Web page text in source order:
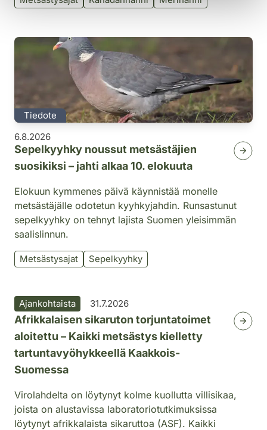
Tiedote
6.8.2026
Sepelkyyhky noussut metsästäjien
suosikiksi – jahti alkaa 10. elokuuta
Elokuun kymmenes päivä käynnistää monelle
metsästäjälle odotetun kyyhkyjahdin. Runsastunut
sepelkyyhky on tehnyt lajista Suomen yleisimmän
saalislinnun.
Metsästysajat Sepelkyyhky
Ajankohtaista 31.7.2026
Afrikkalaisen sikaruton torjuntatoimet
aloitettu – Kaikki metsästys kielletty
tartuntavyöhykkeellä Kaakkois-
Suomessa
Virolahdelta on löytynyt kolme kuollutta villisikaa,
joista on alustavissa laboratoriotutkimuksissa
löytynyt afrikkalaista sikaruttoa (ASF). Kaikki